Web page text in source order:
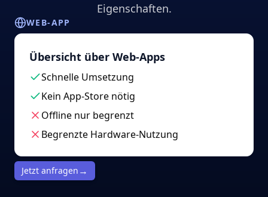
Eigenschaften.
WEB-APP
Übersicht über Web-Apps
Schnelle Umsetzung
Kein App-Store nötig
Offline nur begrenzt
Begrenzte Hardware-Nutzung
Jetzt anfragen →